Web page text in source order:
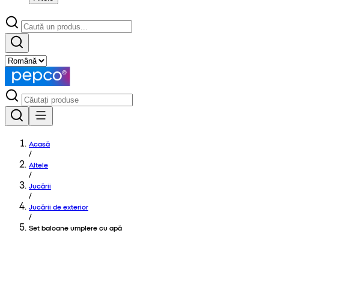
Acasă
/
Altele
/
Jucării
/
Jucării de exterior
/
Set baloane umplere cu apă